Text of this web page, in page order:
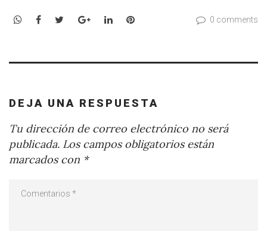
WhatsApp
Facebook
TwitterGoogle+LinkedInPinterest 0 comments
DEJA UNA RESPUESTA
Tu dirección de correo electrónico no será
publicada. Los campos obligatorios están
marcados con *